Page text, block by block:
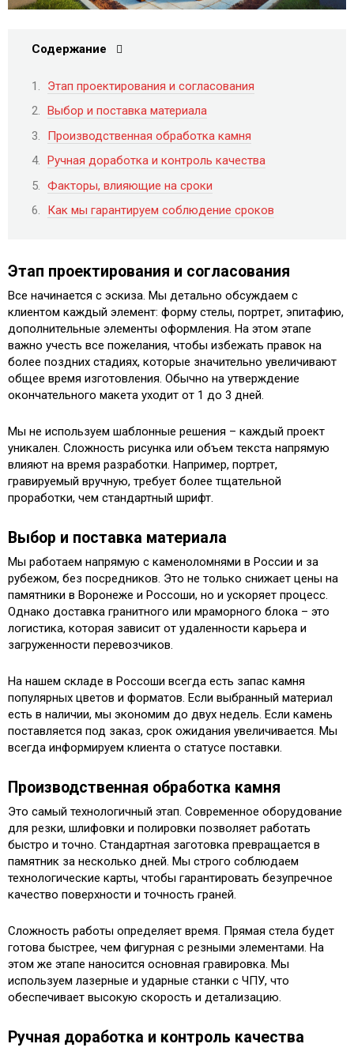
Содержание
Этап проектирования и согласования
Выбор и поставка материала
Производственная обработка камня
Ручная доработка и контроль качества
Факторы, влияющие на сроки
Как мы гарантируем соблюдение сроков
Этап проектирования и согласования
Все начинается с эскиза. Мы детально обсуждаем с
клиентом каждый элемент: форму стелы, портрет, эпитафию,
дополнительные элементы оформления. На этом этапе
важно учесть все пожелания, чтобы избежать правок на
более поздних стадиях, которые значительно увеличивают
общее время изготовления. Обычно на утверждение
окончательного макета уходит от 1 до 3 дней.
Мы не используем шаблонные решения – каждый проект
уникален. Сложность рисунка или объем текста напрямую
влияют на время разработки. Например, портрет,
гравируемый вручную, требует более тщательной
проработки, чем стандартный шрифт.
Выбор и поставка материала
Мы работаем напрямую с каменоломнями в России и за
рубежом, без посредников. Это не только снижает цены на
памятники в Воронеже и Россоши, но и ускоряет процесс.
Однако доставка гранитного или мраморного блока – это
логистика, которая зависит от удаленности карьера и
загруженности перевозчиков.
На нашем складе в Россоши всегда есть запас камня
популярных цветов и форматов. Если выбранный материал
есть в наличии, мы экономим до двух недель. Если камень
поставляется под заказ, срок ожидания увеличивается. Мы
всегда информируем клиента о статусе поставки.
Производственная обработка камня
Это самый технологичный этап. Современное оборудование
для резки, шлифовки и полировки позволяет работать
быстро и точно. Стандартная заготовка превращается в
памятник за несколько дней. Мы строго соблюдаем
технологические карты, чтобы гарантировать безупречное
качество поверхности и точность граней.
Сложность работы определяет время. Прямая стела будет
готова быстрее, чем фигурная с резными элементами. На
этом же этапе наносится основная гравировка. Мы
используем лазерные и ударные станки с ЧПУ, что
обеспечивает высокую скорость и детализацию.
Ручная доработка и контроль качества